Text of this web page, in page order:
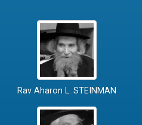
Rav Aharon L. STEINMAN